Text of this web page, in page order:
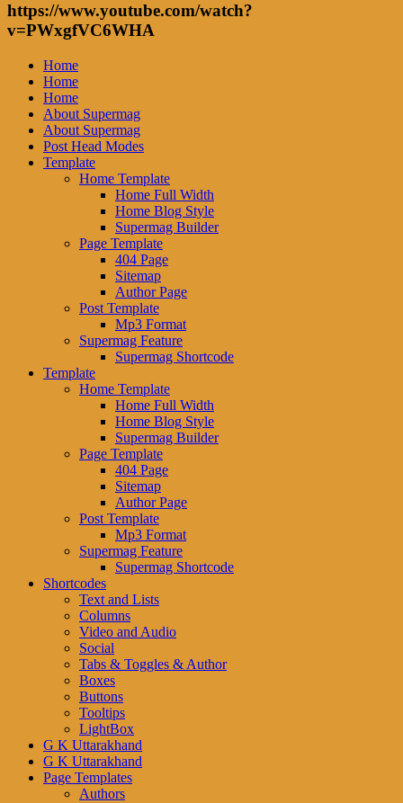
https://www.youtube.com/watch?
v=PWxgfVC6WHA
Home
Home
Home
About Supermag
About Supermag
Post Head Modes
Template
Home Template
Home Full Width
Home Blog Style
Supermag Builder
Page Template
404 Page
Sitemap
Author Page
Post Template
Mp3 Format
Supermag Feature
Supermag Shortcode
Template
Home Template
Home Full Width
Home Blog Style
Supermag Builder
Page Template
404 Page
Sitemap
Author Page
Post Template
Mp3 Format
Supermag Feature
Supermag Shortcode
Shortcodes
Text and Lists
Columns
Video and Audio
Social
Tabs & Toggles & Author
Boxes
Buttons
Tooltips
LightBox
G K Uttarakhand
G K Uttarakhand
Page Templates
Authors